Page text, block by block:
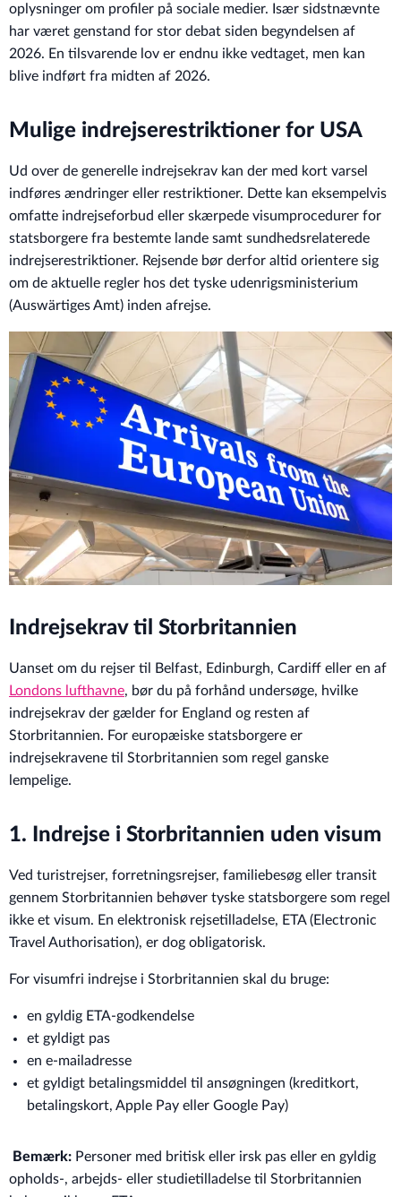
oplysninger om profiler på sociale medier. Især sidstnævnte
har været genstand for stor debat siden begyndelsen af
2026. En tilsvarende lov er endnu ikke vedtaget, men kan
blive indført fra midten af 2026.
Mulige indrejserestriktioner for USA
Ud over de generelle indrejsekrav kan der med kort varsel
indføres ændringer eller restriktioner. Dette kan eksempelvis
omfatte indrejseforbud eller skærpede visumprocedurer for
statsborgere fra bestemte lande samt sundhedsrelaterede
indrejserestriktioner. Rejsende bør derfor altid orientere sig
om de aktuelle regler hos det tyske udenrigsministerium
(Auswärtiges Amt) inden afrejse.
Indrejsekrav til Storbritannien
Uanset om du rejser til Belfast, Edinburgh, Cardiff eller en af
Londons lufthavne, bør du på forhånd undersøge, hvilke
indrejsekrav der gælder for England og resten af
Storbritannien. For europæiske statsborgere er
indrejsekravene til Storbritannien som regel ganske
lempelige.
1. Indrejse i Storbritannien uden visum
Ved turistrejser, forretningsrejser, familiebesøg eller transit
gennem Storbritannien behøver tyske statsborgere som regel
ikke et visum. En elektronisk rejsetilladelse, ETA (Electronic
Travel Authorisation), er dog obligatorisk.
For visumfri indrejse i Storbritannien skal du bruge:
en gyldig ETA-godkendelse
et gyldigt pas
en e-mailadresse
et gyldigt betalingsmiddel til ansøgningen (kreditkort,
betalingskort, Apple Pay eller Google Pay)
Bemærk: Personer med britisk eller irsk pas eller en gyldig
opholds-, arbejds- eller studietilladelse til Storbritannien